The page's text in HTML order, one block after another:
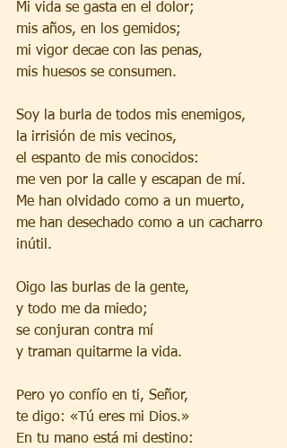
Mi vida se gasta en el dolor;
mis años, en los gemidos;
mi vigor decae con las penas,
mis huesos se consumen.
Soy la burla de todos mis enemigos,
la irrisión de mis vecinos,
el espanto de mis conocidos:
me ven por la calle y escapan de mí.
Me han olvidado como a un muerto,
me han desechado como a un cacharro
inútil.
Oigo las burlas de la gente,
y todo me da miedo;
se conjuran contra mí
y traman quitarme la vida.
Pero yo confío en ti, Señor,
te digo: «Tú eres mi Dios.»
En tu mano está mi destino: